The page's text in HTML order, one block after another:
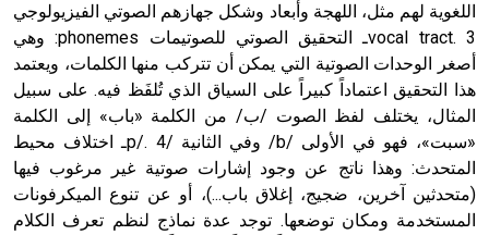
اللغوية لهم مثل، اللهجة وأبعاد وشكل جهازهم الصوتي الفيزيولوجي
vocal tract. 3ـ التحقيق الصوتي للصوتيمات phonemes: وهي
أصغر الوحدات الصوتية التي يمكن أن تتركب منها الكلمات، ويعتمد
هذا التحقيق اعتماداً كبيراً على السياق الذي تُلفَظ فيه. على سبيل
المثال، يختلف لفظ الصوت /ب/ من الكلمة «باب» إلى الكلمة
«سبت»، فهو في الأولى /b/ وفي الثانية /p/. 4ـ اختلاف محيط
المتحدث: وهذا ناتج عن وجود إشارات صوتية غير مرغوب فيها
(متحدثين آخرين، ضجيج، إغلاق باب...)، أو عن تنوع الميكرفونات
المستخدمة ومكان توضعها. توجد عدة نماذج لنظم تعرف الكلام